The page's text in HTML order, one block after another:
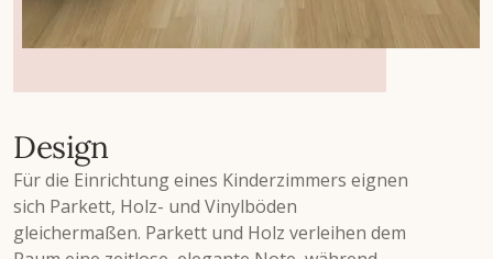
Design
Für die Einrichtung eines Kinderzimmers eignen
sich Parkett, Holz- und Vinylböden
gleichermaßen. Parkett und Holz verleihen dem